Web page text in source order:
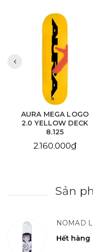
AURA MEGA LOGO
2.0 RED DECK 8.0
2.160.000₫
Sản
NOMAD
Hết hàng